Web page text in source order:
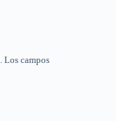
Los campos